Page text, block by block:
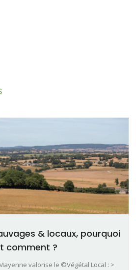
& locaux, pourquoi
comment ?
valorise le ©Végétal Local : >